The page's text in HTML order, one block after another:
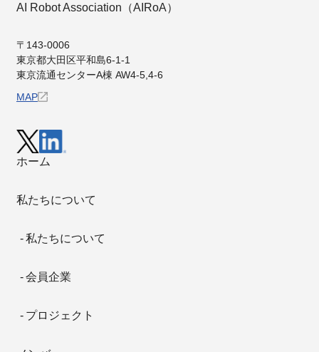
AI Robot Association（AIRoA）
〒143-0006
東京都⼤⽥区平和島6-1-1
東京流通センターA棟 AW4-5,4-6
MAP
ホーム
私たちについて
私たちについて
会員企業
プロジェクト